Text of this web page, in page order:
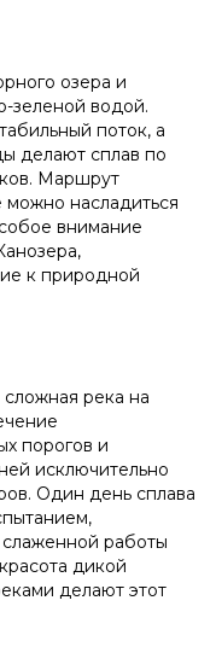
озера и
зеленой водой.
поток, а
делают сплав по
Маршрут
насладиться
внимание
к природной
река на
порогов и
исключительно
Один день сплава
работы
дикой
делают этот